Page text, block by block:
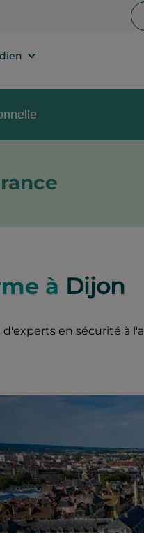
à Dijon
en sécurité à